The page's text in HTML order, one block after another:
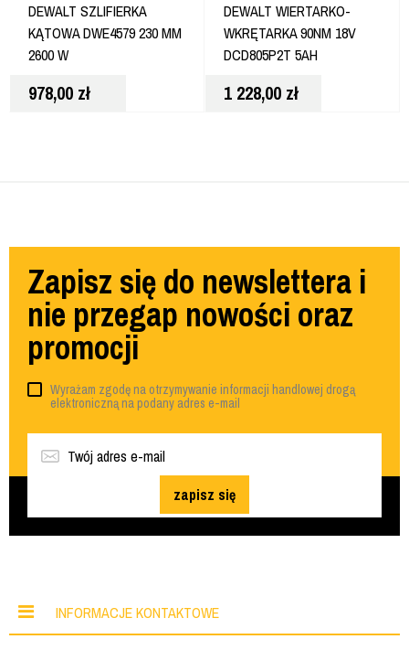
DEWALT SZLIFIERKA
KĄTOWA DWE4579 230 MM
2600 W
978,00 zł
DEWALT WIERTARKO-
WKRĘTARKA 90NM 18V
DCD805P2T 5AH
1 228,00 zł
Zapisz się do newslettera i
nie przegap nowości oraz
promocji
Wyrażam zgodę na otrzymywanie informacji handlowej drogą
elektroniczną na podany adres e-mail
zapisz się
INFORMACJE KONTAKTOWE